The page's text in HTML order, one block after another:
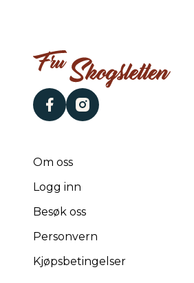
facebookinstagram
Om oss
Logg inn
Besøk oss
Personvern
Kjøpsbetingelser